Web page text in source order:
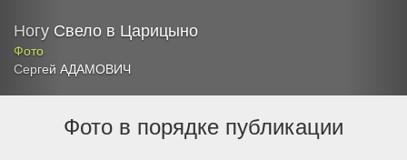
Ногу Свело в Царицыно
Фото
Сергей АДАМОВИЧ
Фото в порядке публикации